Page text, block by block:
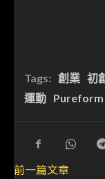
Tags: 創業 初
運動 Pureform
前一篇文章